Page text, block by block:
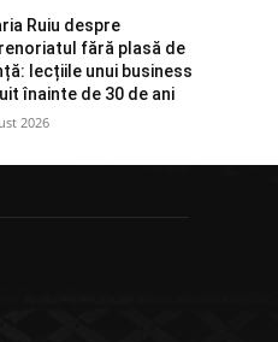
Ruiu despre
fără plasă de
lecțiile unui business
înainte de 30 de ani
2026